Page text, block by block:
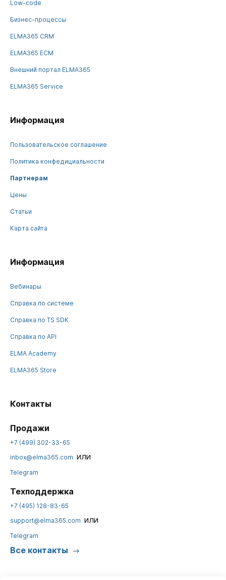
Low-code
Бизнес-процессы
ELMA365 CRM
ELMA365 ECM
Внешний портал ELMA365
ELMA365 Service
Информация
Пользовательское соглашение
Политика конфедициальности
Партнерам
Цены
Статьи
Карта сайта
Информация
Вебинары
Справка по системе
Справка по TS SDK
Справка по API
ELMA Academy
ELMA365 Store
Контакты
Продажи
+7 (499) 302-33-65
inbox@elma365.com или
Telegram
Техподдержка
+7 (495) 128-83-65
support@elma365.com или
Telegram
Все контакты